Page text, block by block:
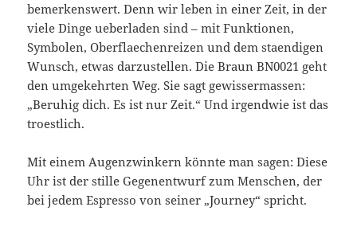
bemerkenswert. Denn wir leben in einer Zeit, in der
viele Dinge ueberladen sind – mit Funktionen,
Symbolen, Oberflaechenreizen und dem staendigen
Wunsch, etwas darzustellen. Die Braun BN0021 geht
den umgekehrten Weg. Sie sagt gewissermassen:
„Beruhig dich. Es ist nur Zeit.“ Und irgendwie ist das
troestlich.
Mit einem Augenzwinkern könnte man sagen: Diese
Uhr ist der stille Gegenentwurf zum Menschen, der
bei jedem Espresso von seiner „Journey“ spricht.